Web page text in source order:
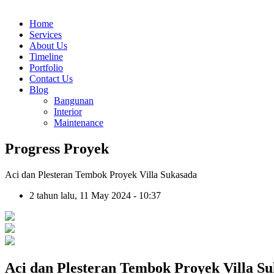
Home
Services
About Us
Timeline
Portfolio
Contact Us
Blog
Bangunan
Interior
Maintenance
Progress Proyek
Aci dan Plesteran Tembok Proyek Villa Sukasada
2 tahun lalu, 11 May 2024 - 10:37
Aci dan Plesteran Tembok Proyek Villa